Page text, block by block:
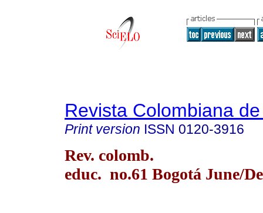
Revista Colombiana
Print version ISSN 0120-3916
Rev. colomb.
educ. no.61 Bogotá June/